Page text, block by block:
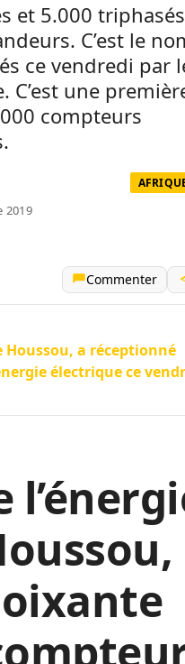
et 5.000
C’est le
ce vendredi par
C’est une
compteurs
2019
Commenter
Houssou, a réceptionné
électrique ce